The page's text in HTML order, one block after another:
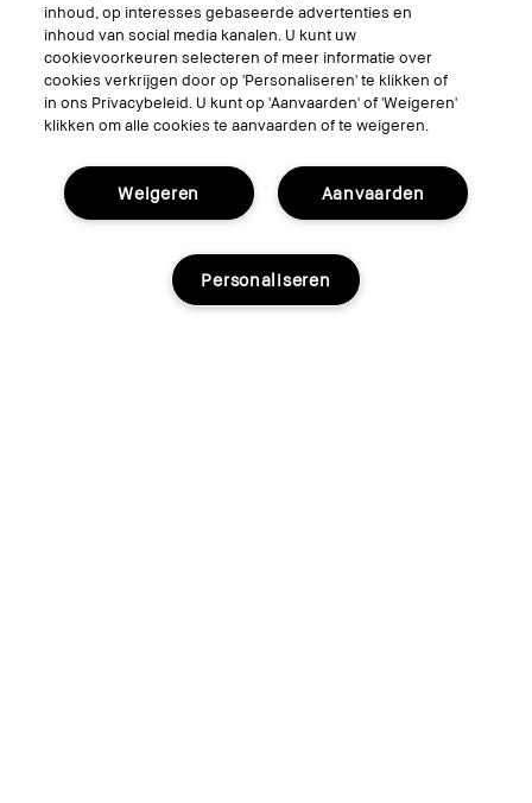
Highlighting Powder
speciale editie met roze lint verpakking
inhoud, op interesses gebaseerde advertenties en
inhoud van social media kanalen. U kunt uw
cookievoorkeuren selecteren of meer informatie over
cookies verkrijgen door op 'Personaliseren' te klikken of
in ons Privacybeleid. U kunt op 'Aanvaarden' of 'Weigeren'
klikken om alle cookies te aanvaarden of te weigeren.
Aanvaarden
Weigeren
Personaliseren